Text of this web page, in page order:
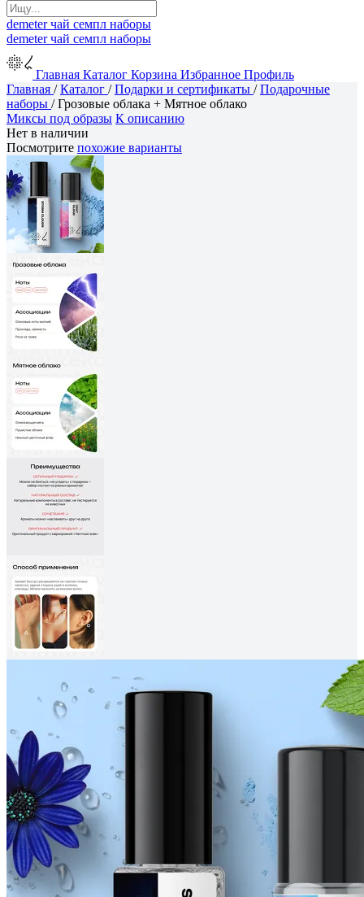
demeterчай семпл наборы
demeterчай семпл наборы
Главная Каталог Корзина Избранное Профиль
Главная /Каталог /Подарки и сертификаты /Подарочные
наборы /Грозовые облака + Мятное облако
Миксы под образы К описанию
Нет в наличии
Посмотрите похожие варианты